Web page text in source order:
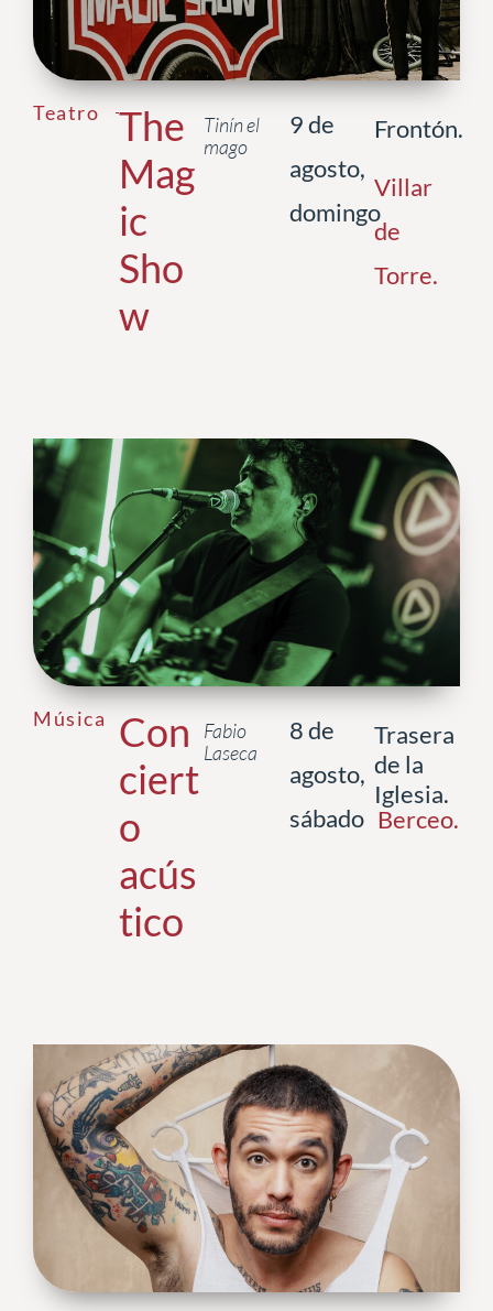
Teatro
The
Mag
ic
Sho
w
Tinín el
mago
9 de
agosto,
domingo
Frontón.
Villar
de
Torre.
Música
Con
ciert
o
acús
tico
Fabio
Laseca
8 de
agosto,
sábado
Trasera
de la
Iglesia.
Berceo.